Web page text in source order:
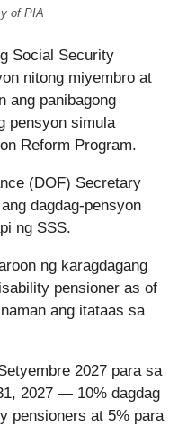
of PIA
Social Security
nitong miyembro at
ang panibagong
pensyon simula
Reform Program.
(DOF) Secretary
dagdag-pensyon
ng SSS.
ng karagdagang
pensioner as of
ang itataas sa
2027 para sa
2027 — 10% dagdag
pensioners at 5% para